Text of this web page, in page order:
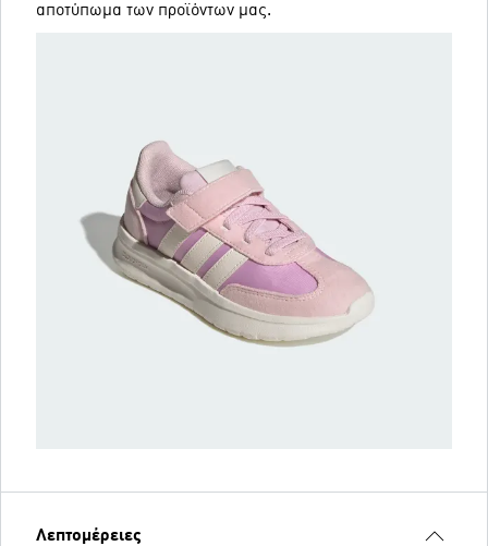
αποτύπωμα των προϊόντων μας.
Λεπτομέρειες